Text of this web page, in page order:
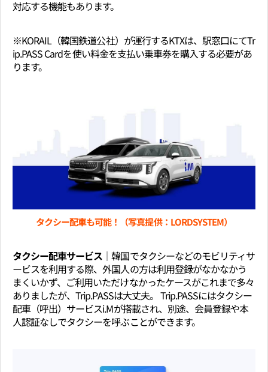
対応する機能もあります。
※KORAIL（韓国鉄道公社）が運行するKTXは、駅窓口にてTr
ip.PASS Cardを使い料金を支払い乗車券を購入する必要があ
ります。
タクシー配車も可能！（写真提供：LORDSYSTEM）
タクシー配車サービス│韓国でタクシーなどのモビリティサ
ービスを利用する際、外国人の方は利用登録がなかなかう
まくいかず、ご利用いただけなかったケースがこれまで多々
ありましたが、Trip.PASSは大丈夫。 Trip.PASSにはタクシー
配車（呼出）サービスi.Mが搭載され、別途、会員登録や本
人認証なしでタクシーを呼ぶことができます。